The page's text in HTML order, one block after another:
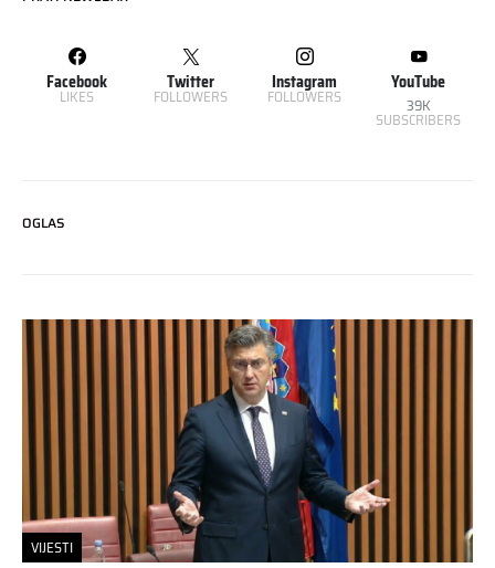
Facebook
LIKES
Twitter
FOLLOWERS
Instagram
FOLLOWERS
YouTube
39K
SUBSCRIBERS
OGLAS
VIJESTI